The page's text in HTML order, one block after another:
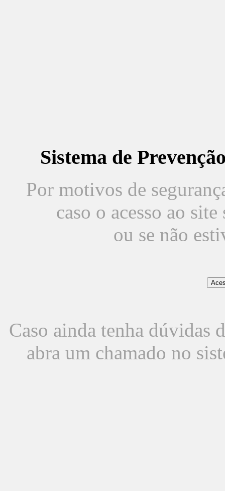
Sistema de
Por motivos de
caso o acesso ao
ou se não
Caso ainda tenha dúvidas
abra um chamado no